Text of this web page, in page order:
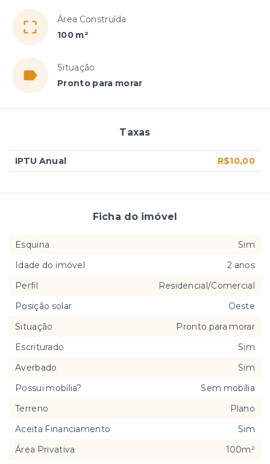
Área Construída
100 m²
Situação
Pronto para morar
Taxas
IPTU Anual R$10,00
Ficha do imóvel
Esquina
Sim
Idade do imóvel
2 anos
Perfil
Residencial/Comercial
Posição solar
Oeste
Situação
Pronto para morar
Escriturado
Sim
Averbado
Sim
Possui mobília?
Sem mobília
Terreno
Plano
Aceita Financiamento
Sim
Área Privativa
100m²